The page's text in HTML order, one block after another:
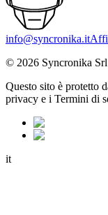
info@syncronika.it
© 2026 Syncronika
Questo sito è protetto
privacy e i Termini di
it